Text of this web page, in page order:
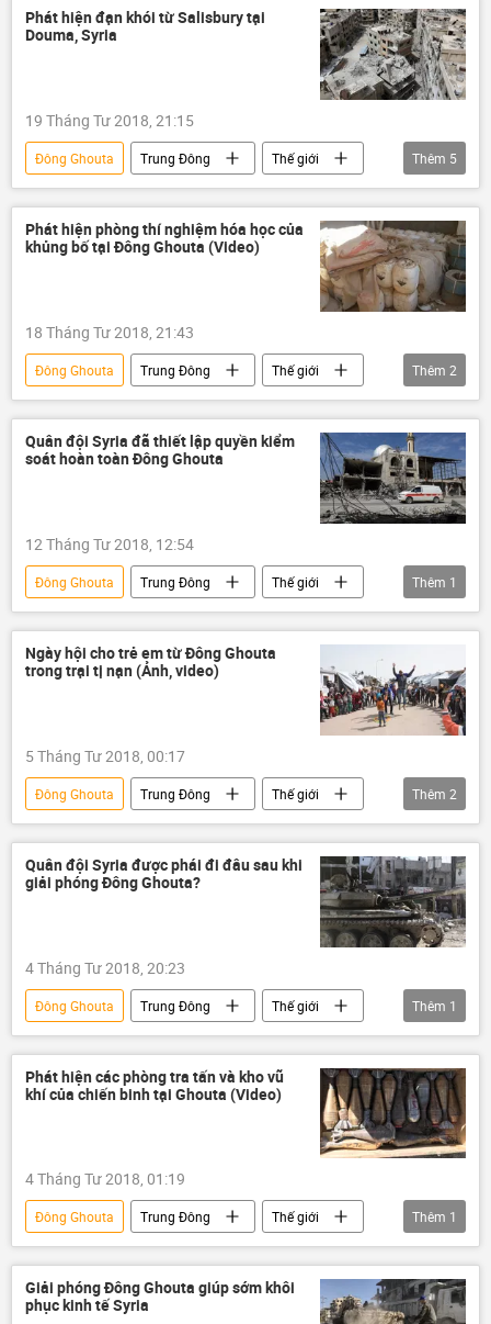
Phát hiện đạn khói từ Salisbury tại
Douma, Syria
19 Tháng Tư 2018, 21:15
Đông Ghouta Trung Đông
Thế giới
Syria
Đức
Salisbury
Douma
Maria Zakharova
Thêm 5
Phát hiện phòng thí nghiệm hóa học của
khủng bố tại Đông Ghouta (Video)
18 Tháng Tư 2018, 21:43
Đông Ghouta Trung Đông
Thế giới
Syria
Ả Rập Saudi
Thêm 2
Quân đội Syria đã thiết lập quyền kiểm
soát hoàn toàn Đông Ghouta
12 Tháng Tư 2018, 12:54
Đông Ghouta Trung Đông
Thế giới
Syria
Thêm 1
Ngày hội cho trẻ em từ Đông Ghouta
trong trại tị nạn (Ảnh, video)
5 Tháng Tư 2018, 00:17
Đông Ghouta Trung Đông
Thế giới
Quan điểm-Ý kiến
Syria
Thêm 2
Quân đội Syria được phái đi đâu sau khi
giải phóng Đông Ghouta?
4 Tháng Tư 2018, 20:23
Đông Ghouta Trung Đông
Thế giới
Syria
Thêm 1
Phát hiện các phòng tra tấn và kho vũ
khí của chiến binh tại Ghouta (Video)
4 Tháng Tư 2018, 01:19
Đông Ghouta Trung Đông
Thế giới
Syria
Thêm 1
Giải phóng Đông Ghouta giúp sớm khôi
phục kinh tế Syria